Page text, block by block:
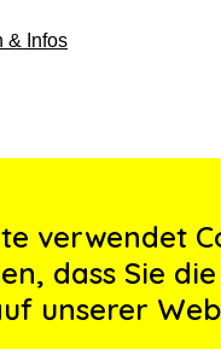
& Infos
verwendet
dass Sie
unserer